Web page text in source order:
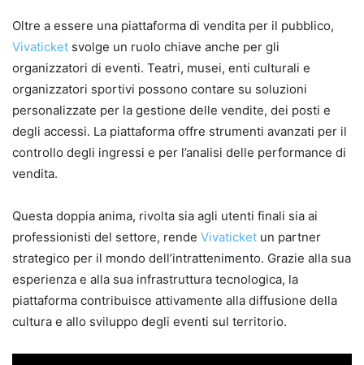
Oltre a essere una piattaforma di vendita per il pubblico,
Vivaticket svolge un ruolo chiave anche per gli
organizzatori di eventi. Teatri, musei, enti culturali e
organizzatori sportivi possono contare su soluzioni
personalizzate per la gestione delle vendite, dei posti e
degli accessi. La piattaforma offre strumenti avanzati per il
controllo degli ingressi e per l’analisi delle performance di
vendita.
Questa doppia anima, rivolta sia agli utenti finali sia ai
professionisti del settore, rende Vivaticket un partner
strategico per il mondo dell’intrattenimento. Grazie alla sua
esperienza e alla sua infrastruttura tecnologica, la
piattaforma contribuisce attivamente alla diffusione della
cultura e allo sviluppo degli eventi sul territorio.